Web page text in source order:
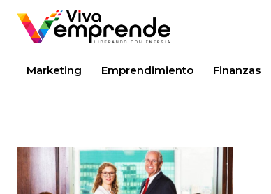
Marketing Emprendimiento Finanzas